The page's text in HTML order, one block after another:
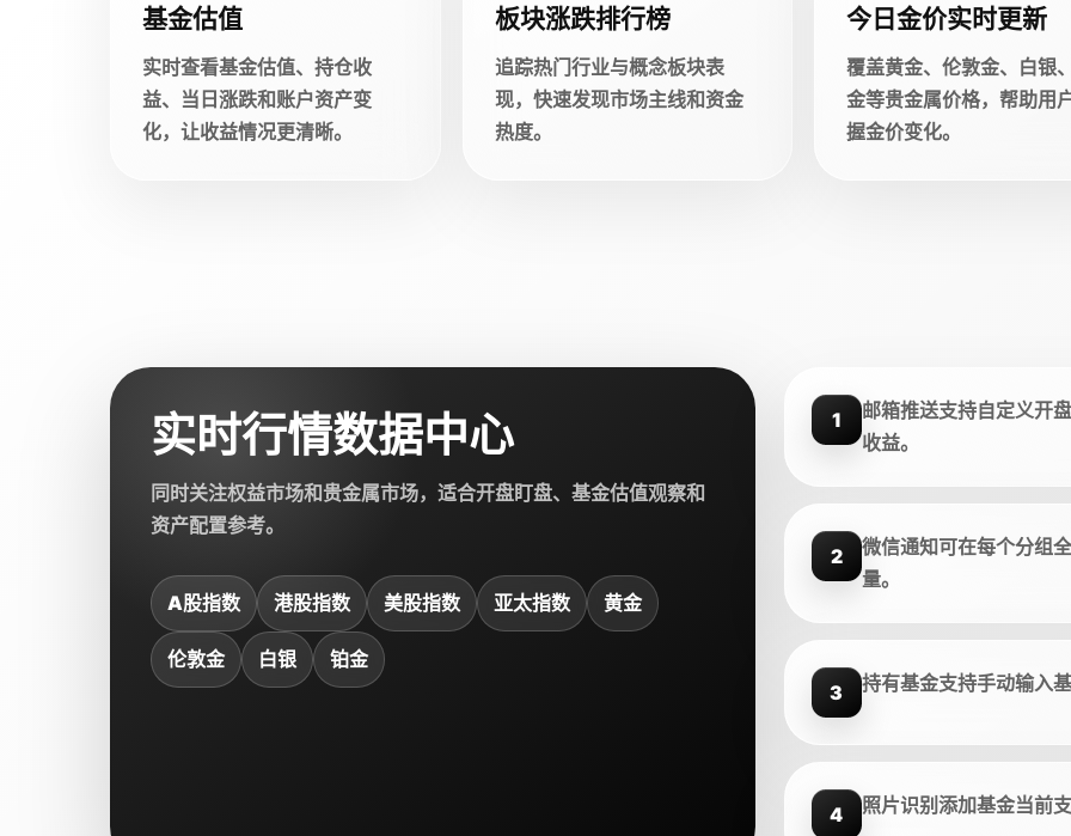
基金估值
实时查看基金估值、持仓收
益、当日涨跌和账户资产变
化，让收益情况更清晰。
板块涨跌排行榜
追踪热门行业与概念板块表
现，快速发现市场主线和资金
热度。
今日金价实时更新
覆盖黄金、伦敦金、白银
金等贵金属价格，帮助用
握金价变化。
实时行情数据中心
同时关注权益市场和贵金属市场，适合开盘盯盘、基金估值观察和
资产配置参考。
A股指数 港股指数 美股指数 亚太指数 黄金
伦敦金 白银 铂金
1
邮箱推送支持自定义开
收益。
2
微信通知可在每个分组
量。
3 持有基金支持手动输入
4 照片识别添加基金当前